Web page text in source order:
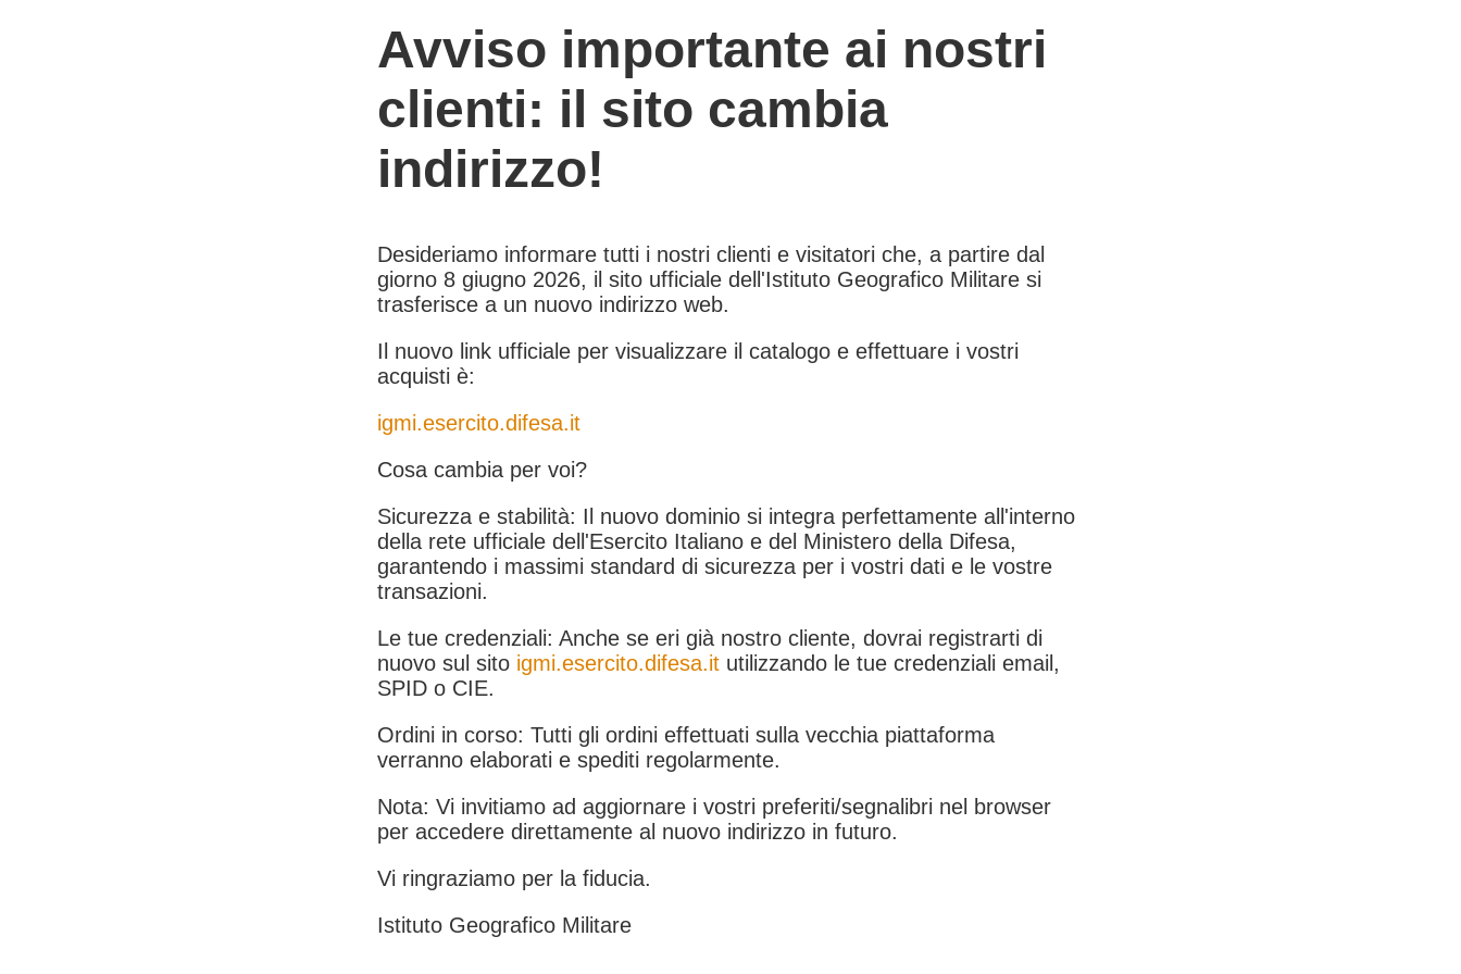
Avviso importante ai nostri
clienti: il sito cambia
indirizzo!
Desideriamo informare tutti i nostri clienti e visitatori che, a partire dal
giorno 8 giugno 2026, il sito ufficiale dell'Istituto Geografico Militare si
trasferisce a un nuovo indirizzo web.
Il nuovo link ufficiale per visualizzare il catalogo e effettuare i vostri
acquisti è:
igmi.esercito.difesa.it
Cosa cambia per voi?
Sicurezza e stabilità: Il nuovo dominio si integra perfettamente all'interno
della rete ufficiale dell'Esercito Italiano e del Ministero della Difesa,
garantendo i massimi standard di sicurezza per i vostri dati e le vostre
transazioni.
Le tue credenziali: Anche se eri già nostro cliente, dovrai registrarti di
nuovo sul sito igmi.esercito.difesa.it utilizzando le tue credenziali email,
SPID o CIE.
Ordini in corso: Tutti gli ordini effettuati sulla vecchia piattaforma
verranno elaborati e spediti regolarmente.
Nota: Vi invitiamo ad aggiornare i vostri preferiti/segnalibri nel browser
per accedere direttamente al nuovo indirizzo in futuro.
Vi ringraziamo per la fiducia.
Istituto Geografico Militare